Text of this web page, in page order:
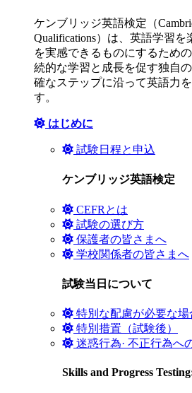
ケンブリッジ英語検定（
Qualifications）は、英語学習
を実感できるものにするため
続的な学習と成長を促す独自
確なステップに沿って英語力
す。
はじめに
試験日程と申込
ケンブリッジ英語検定
CEFRとは
試験の選び方
保護者の皆さまへ
学校関係者の皆さまへ
試験当日について
特別な配慮が必要な場
特別措置（試験後）
迷惑行為· 不正行為へ
Skills and Progress